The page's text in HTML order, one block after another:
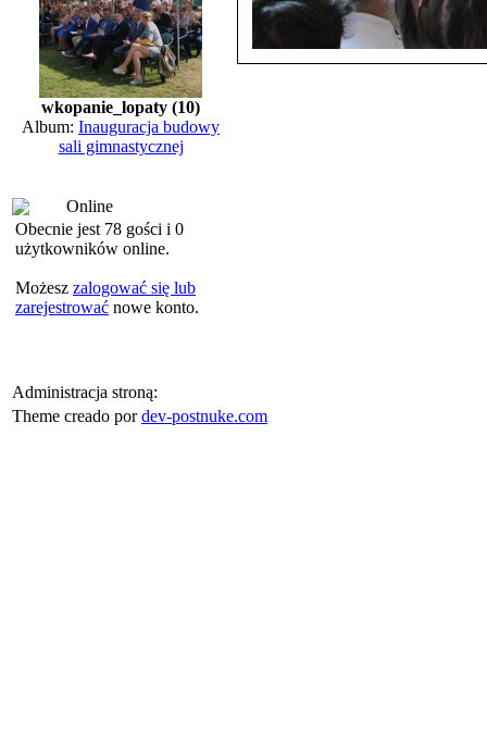
wkopanie_lopaty (10)
Album: Inauguracja budowy
sali gimnastycznej
Online
Obecnie jest 78 gości i 0
użytkowników online.
Możesz zalogować się lub
zarejestrować nowe konto.
Administracja stroną:
Theme creado pordev-postnuke.com